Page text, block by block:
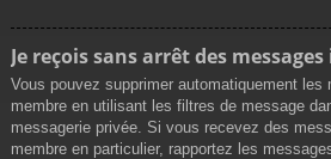
Je reçois sans arrêt des
Vous pouvez supprimer automatiquement les
membre en utilisant les filtres de message
messagerie privée. Si vous recevez des
membre en particulier, rapportez les